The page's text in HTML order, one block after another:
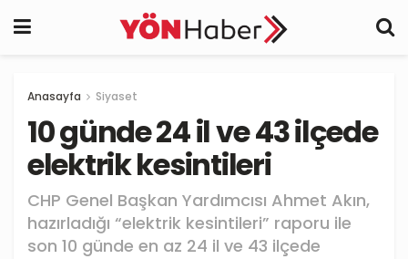
Anasayfa Siyaset
10 günde 24 il ve 43 ilçede
elektrik kesintileri
CHP Genel Başkan Yardımcısı Ahmet Akın,
hazırladığı “elektrik kesintileri” raporu ile
son 10 günde en az 24 il ve 43 ilçede